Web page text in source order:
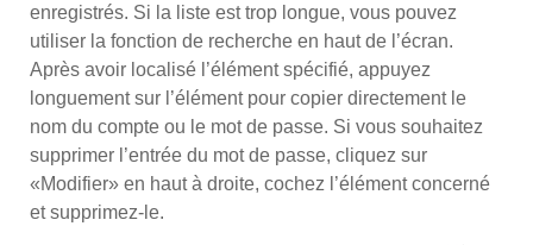
enregistrés. Si la liste est trop longue, vous pouvez
utiliser la fonction de recherche en haut de l’écran.
Après avoir localisé l’élément spécifié, appuyez
longuement sur l’élément pour copier directement le
nom du compte ou le mot de passe. Si vous souhaitez
supprimer l’entrée du mot de passe, cliquez sur
«Modifier» en haut à droite, cochez l’élément concerné
et supprimez-le.